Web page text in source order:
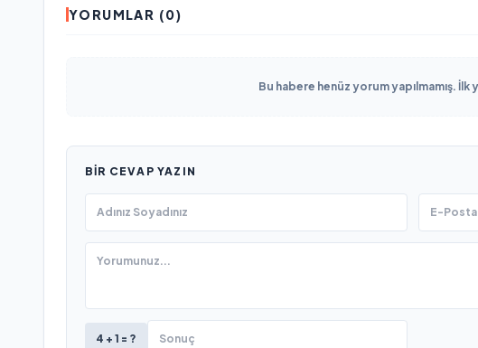
YORUMLAR (0)
Bu habere henüz yorum yapılmamış. İlk
BIR CEVAP YAZIN
4 + 1 = ?